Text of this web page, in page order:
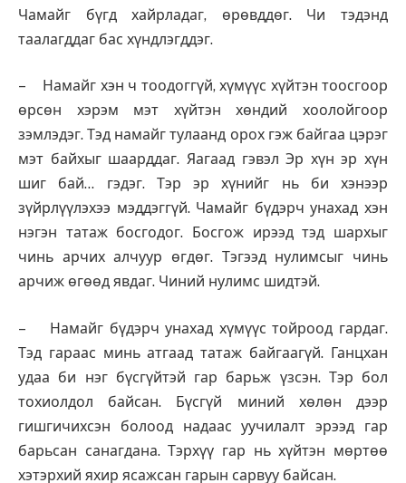
Чамайг бүгд хайрладаг, өрөвддөг. Чи тэдэнд
таалагддаг бас хүндлэгддэг.
– Намайг хэн ч тоодоггүй, хүмүүс хүйтэн тоосгоор
өрсөн хэрэм мэт хүйтэн хөндий хоолойгоор
зэмлэдэг. Тэд намайг тулаанд орох гэж байгаа цэрэг
мэт байхыг шаарддаг. Яагаад гэвэл Эр хүн эр хүн
шиг бай… гэдэг. Тэр эр хүнийг нь би хэнээр
зүйрлүүлэхээ мэддэггүй. Чамайг бүдэрч унахад хэн
нэгэн татаж босгодог. Босгож ирээд тэд шархыг
чинь арчих алчуур өгдөг. Тэгээд нулимсыг чинь
арчиж өгөөд явдаг. Чиний нулимс шидтэй.
– Намайг бүдэрч унахад хүмүүс тойроод гардаг.
Тэд гараас минь атгаад татаж байгаагүй. Ганцхан
удаа би нэг бүсгүйтэй гар барьж үзсэн. Тэр бол
тохиолдол байсан. Бүсгүй миний хөлөн дээр
гишгичихсэн болоод надаас уучилалт эрээд гар
барьсан санагдана. Тэрхүү гар нь хүйтэн мөртөө
хэтэрхий яхир ясажсан гарын сарвуу байсан.